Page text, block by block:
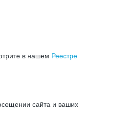
в нашем Реестре
сайта и ваших